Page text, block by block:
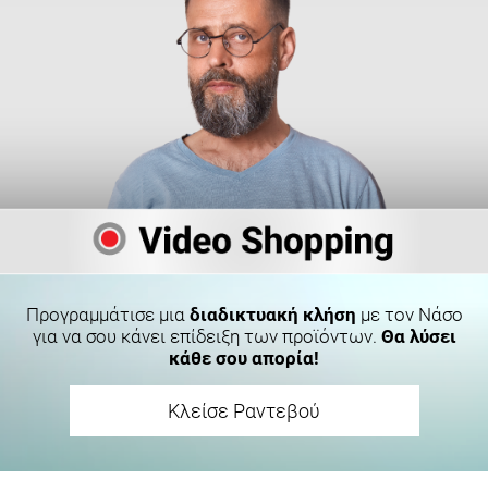
Κλείσε Ραντεβού
Προγραμμάτισε μια διαδικτυακή κλήση με τον Νάσο
για να σου κάνει επίδειξη των προϊόντων. Θα λύσει
κάθε σου απορία!